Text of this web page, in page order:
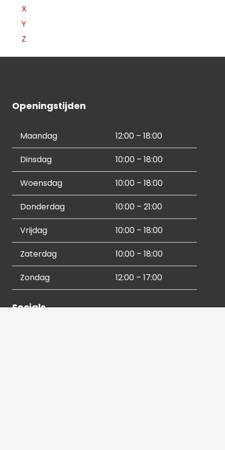
X
Y
Z
Openingstijden
Maandag 12:00 – 18:00
Dinsdag 10:00 – 18:00
Woensdag 10:00 – 18:00
Donderdag 10:00 – 21:00
Vrijdag 10:00 – 18:00
Zaterdag 10:00 – 18:00
Zondag 12:00 – 17:00
Socials